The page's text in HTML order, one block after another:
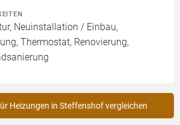
Neuinstallation / Einbau,
Thermostat, Renovierung,
Heizungen in Steffenshof vergleichen